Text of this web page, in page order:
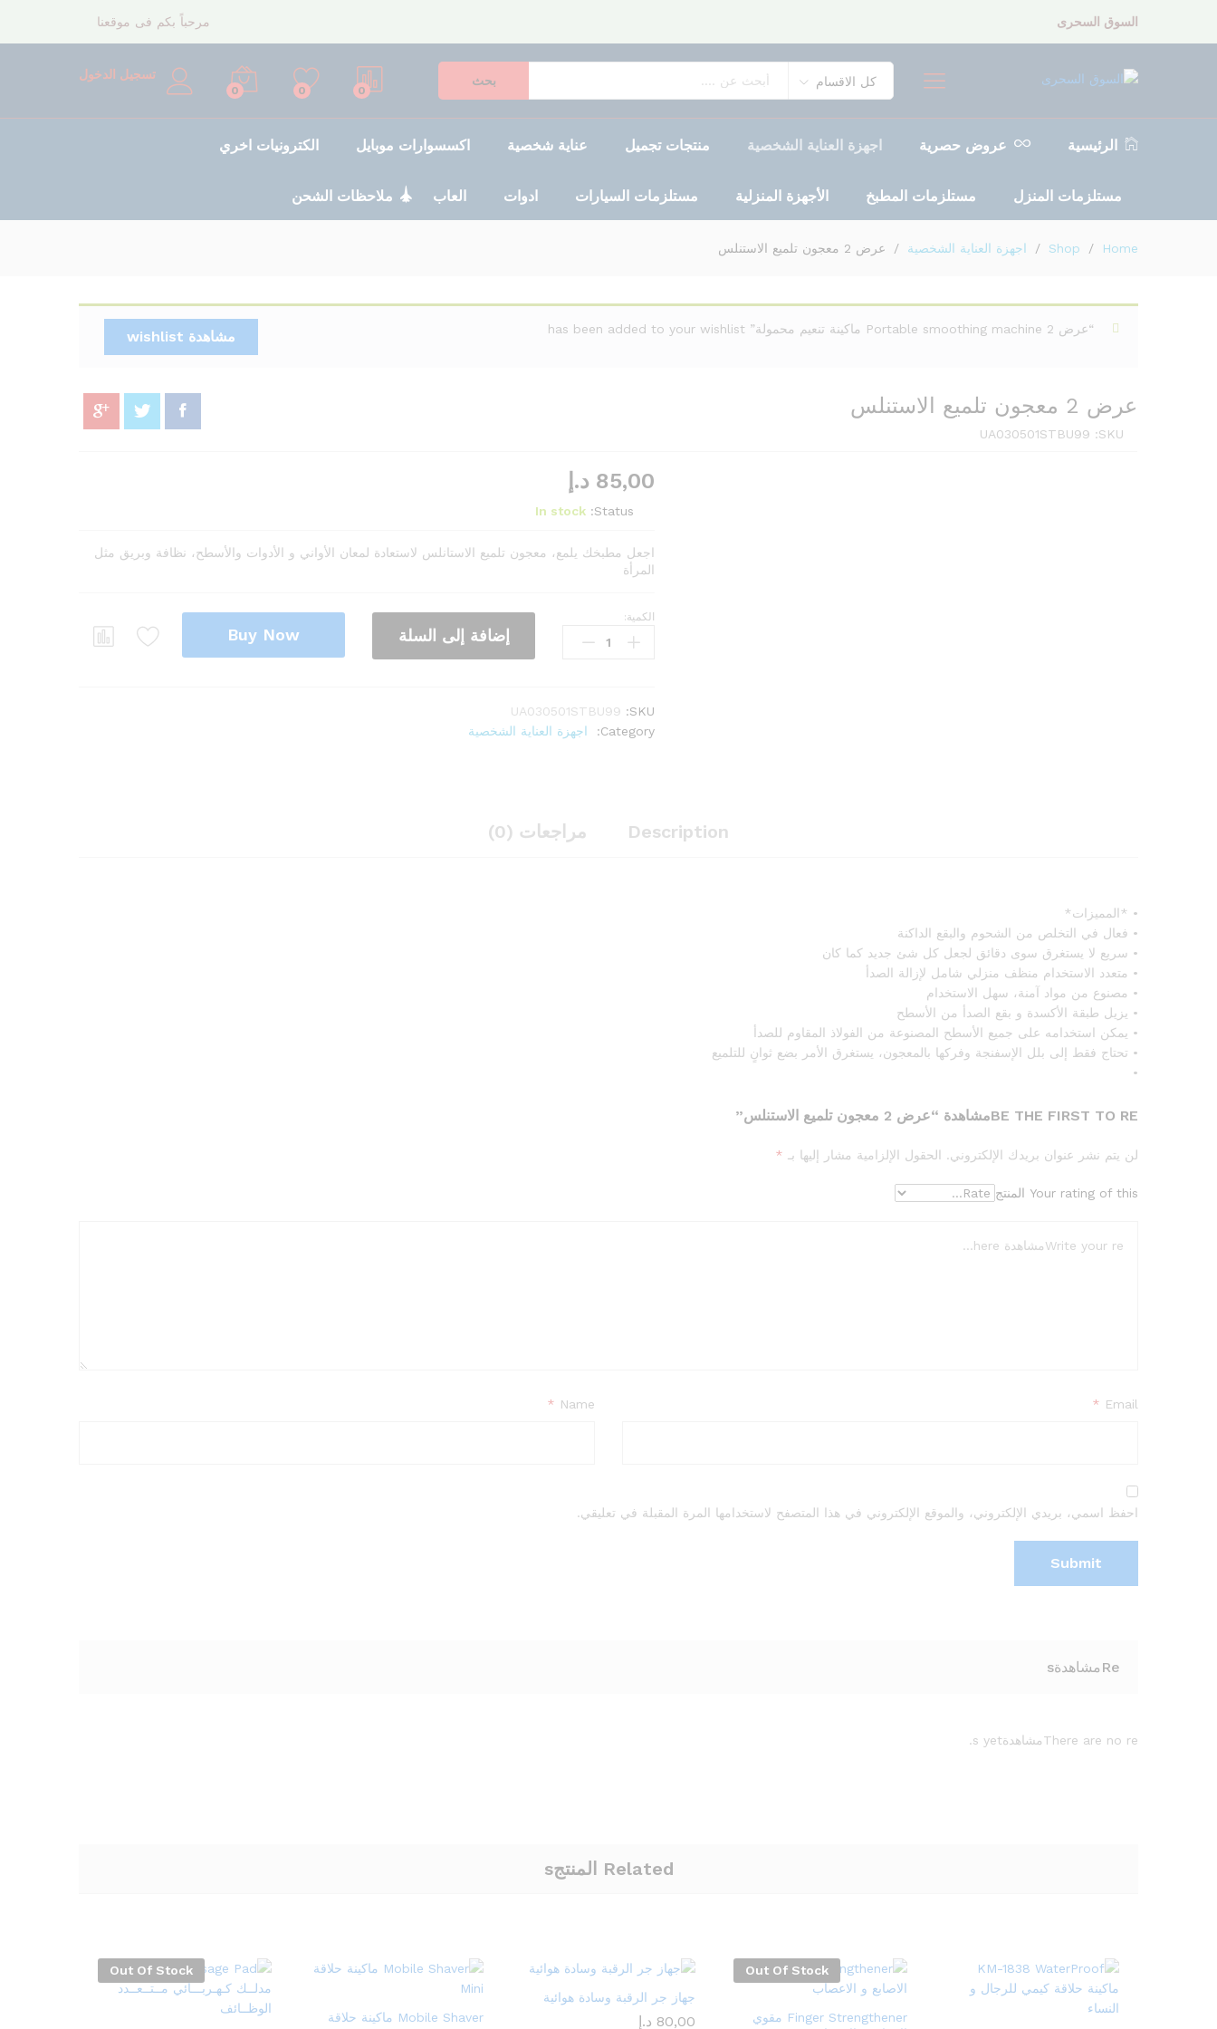
السوق السحرى مرحباً بكم فى موقعنا
كل الاقسام بحث
0
0
0
تسجيل الدخول
الرئيسية عروض حصرية اجهزة العناية الشخصية منتجات تجميل عناية شخصية اكسسوارات موبايل الكترونيات اخري
مستلزمات المنزل مستلزمات المطبخ الأجهزة المنزلية مستلزمات السيارات ادوات العاب ملاحظات الشحن
Home
/
Shop
/ اجهزة العناية الشخصية / عرض 2 معجون تلميع الاستنلس
مشاهدة wishlist “عرض 2 Portable smoothing machine ماكينة تنعيم محمولة” has been added to your wishlist
عرض 2 معجون تلميع الاستنلس
SKU:
UA030501STBU99
85,00 د.إ
Status:
In stock
اجعل مطبخك يلمع، معجون تلميع الاستانلس لاستعادة لمعان الأواني و الأدوات والأسطح، نظافة وبريق مثل
المرأة
عرض
الكمية
الكمية:
إضافة إلى السلة Buy Now
SKU:
UA030501STBU99
Category:
اجهزة العناية الشخصية
Description مراجعات (0)
• *المميزات*
• فعال في التخلص من الشحوم والبقع الداكنة
• سريع لا يستغرق سوى دقائق لجعل كل شئ جديد كما كان
• متعدد الاستخدام منظف منزلي شامل لإزالة الصدأ
• مصنوع من مواد آمنة، سهل الاستخدام
• يزيل طبقة الأكسدة و بقع الصدأ من الأسطح
• يمكن استخدامه على جميع الأسطح المصنوعة من الفولاذ المقاوم للصدأ
• تحتاج فقط إلى بلل الإسفنجة وفركها بالمعجون، يستغرق الأمر بضع ثوانٍ للتلميع
•
BE THE FIRST TO REمشاهدة “عرض 2 معجون تلميع الاستنلس”
لن يتم نشر عنوان بريدك الإلكتروني. الحقول الإلزامية مشار إليها بـ *
Your rating of this المنتج
Name
* Email
*
احفظ اسمي، بريدي الإلكتروني، والموقع الإلكتروني في هذا المتصفح لاستخدامها المرة المقبلة في تعليقي.
Reمشاهدةs
There are no reمشاهدةs yet.
Related المنتجs
Out Of Stock
Finger Strengthener مقوي
جهاز جر الرقبة وسادة هوائية
80,00 د.إ
Mobile Shaver ماكينة حلاقة
Out Of Stock
Description مراجعات (0)
إضافة إلى السلة